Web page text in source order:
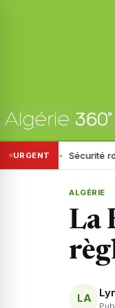
URGENT
Sécurité routière et
ALGÉRIE
La
LA